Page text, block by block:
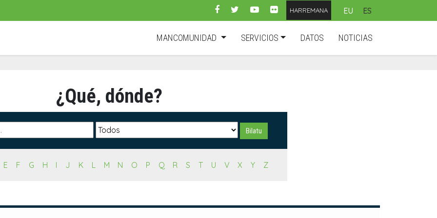
HARREMANA EU ES
MANCOMUNIDAD SERVICIOS DATOS NOTICIAS
¿Qué, dónde?
E F G H I J K L M N O P Q R S T U V X Y Z